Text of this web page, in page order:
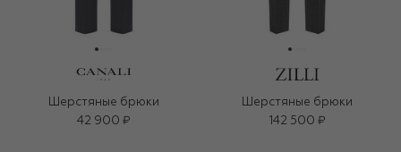
Шерстяные брюки
42 900 ₽
Шерстяные брюки
142 500 ₽